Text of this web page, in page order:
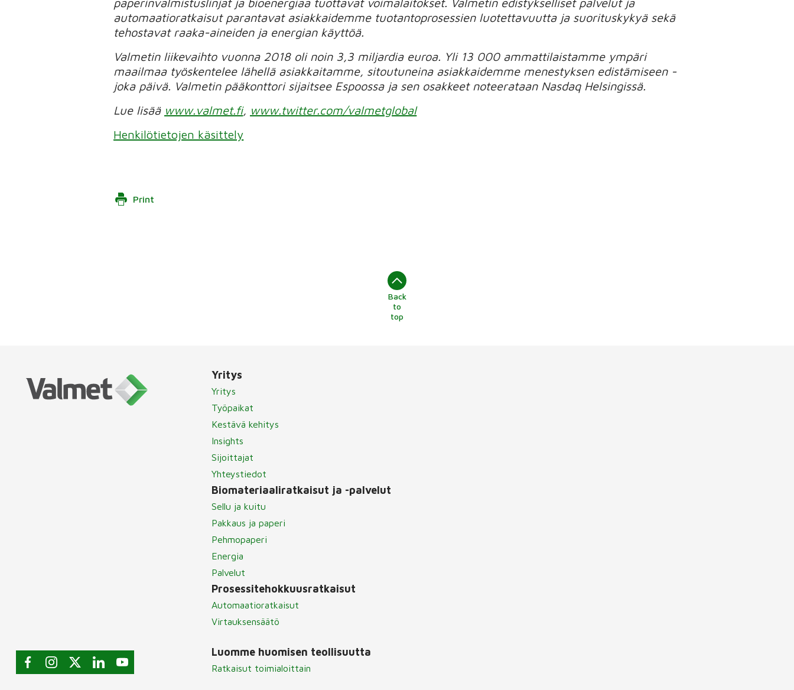
automaatioratkaisut parantavat asiakkaidemme tuotantoprosessien luotettavuutta ja suorituskykyä sekä
tehostavat raaka-aineiden ja energian käyttöä.
Valmetin liikevaihto vuonna 2018 oli noin 3,3 miljardia euroa. Yli 13 000 ammattilaistamme ympäri
maailmaa työskentelee lähellä asiakkaitamme, sitoutuneina asiakkaidemme menestyksen edistämiseen -
joka päivä. Valmetin pääkonttori sijaitsee Espoossa ja sen osakkeet noteerataan Nasdaq Helsingissä.
Lue lisää www.valmet.fi, www.twitter.com/valmetglobal
Henkilötietojen käsittely
Print
Back
to
top
Yritys
Yritys
Työpaikat
Kestävä kehitys
Insights
Sijoittajat
Yhteystiedot
Biomateriaaliratkaisut ja -palvelut
Sellu ja kuitu
Pakkaus ja paperi
Pehmopaperi
Energia
Palvelut
Prosessitehokkuusratkaisut
Automaatioratkaisut
Virtauksensäätö
Luomme huomisen teollisuutta
Ratkaisut toimialoittain